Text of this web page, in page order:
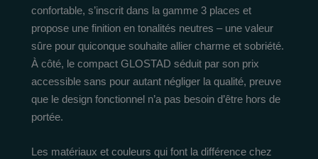
confortable, s’inscrit dans la gamme 3 places et
propose une finition en tonalités neutres – une valeur
sûre pour quiconque souhaite allier charme et sobriété.
À côté, le compact GLOSTAD séduit par son prix
accessible sans pour autant négliger la qualité, preuve
que le design fonctionnel n’a pas besoin d’être hors de
portée.
Les matériaux et couleurs qui font la différence chez